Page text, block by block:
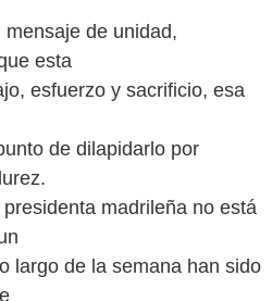
mensaje de unidad,
esta
esfuerzo y sacrificio, esa
de dilapidarlo por
madrileña no está
largo de la semana han sido